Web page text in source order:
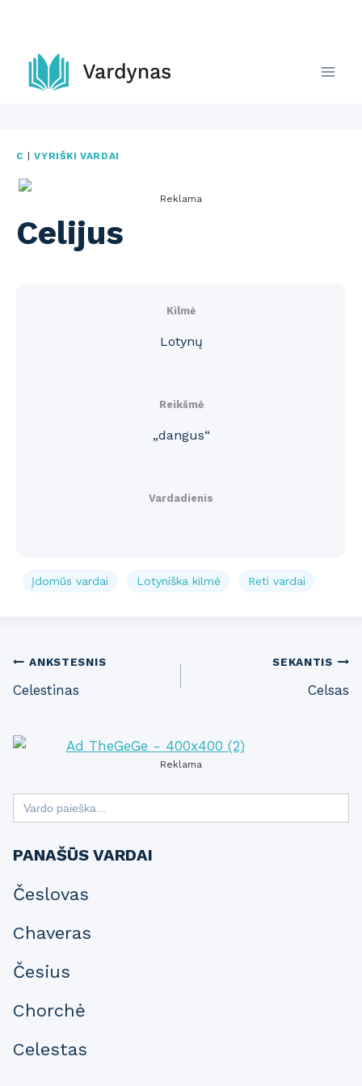
content
C |VYRIŠKI VARDAI
Reklama
Celijus
Kilmė
Lotynų
Reikšmė
„dangus“
Vardadienis
Įdomūs vardai Lotyniška kilmė Reti vardai
Post
navigation
ANKSTESNIS
Celestinas
SEKANTIS
Celsas
Reklama
Search
for:
PANAŠŪS VARDAI
Česlovas
Chaveras
Česius
Chorchė
Celestas